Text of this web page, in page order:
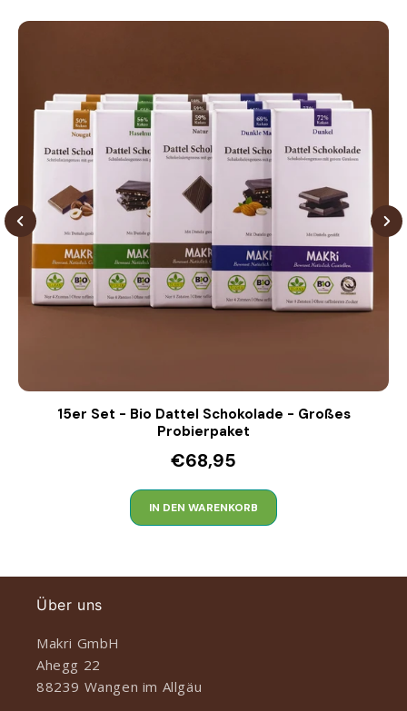
15er Set - Bio Dattel Schokolade - Großes
Probierpaket
€68,95
IN DEN WARENKORB
Über uns
Makri GmbH
Ahegg 22
88239 Wangen im Allgäu